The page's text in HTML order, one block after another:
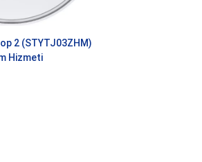
2 (STYTJ03ZHM)
Hizmeti